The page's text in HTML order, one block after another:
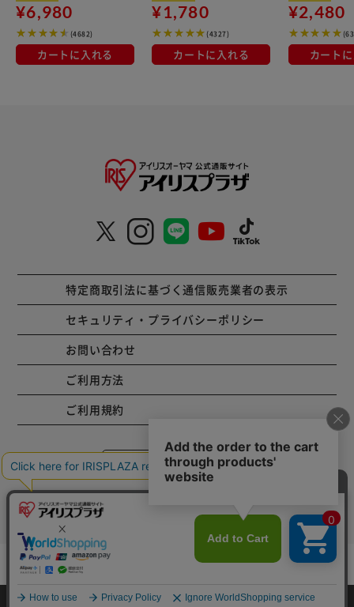
¥6,980
(4682)
カートに入れる
¥1,780
(4327)
カートに入れる
¥2,480
カート
特定商取引法に基づく通信販売業者の表示
セキュリティ・プライバシーポリシー
お問い合わせ
ご利用方法
ご利用規約
コーポレートサイト
Copyright © 2001 IRISPLAZA. ALL Rights Reserved.